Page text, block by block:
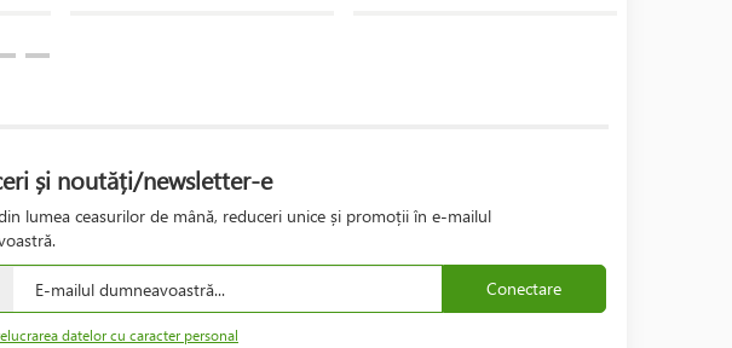
și noutăți/newsletter-e
lumea ceasurilor de mână, reduceri unice și promoții în e-mailul
Conectare
datelor cu caracter personal